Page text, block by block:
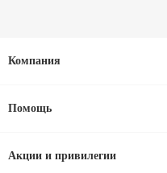
Компания
Помощь
Акции и привилегии